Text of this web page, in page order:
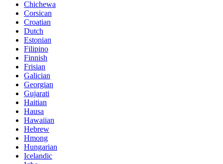
Chichewa
Corsican
Croatian
Dutch
Estonian
Filipino
Finnish
Frisian
Galician
Georgian
Gujarati
Haitian
Hausa
Hawaiian
Hebrew
Hmong
Hungarian
Icelandic